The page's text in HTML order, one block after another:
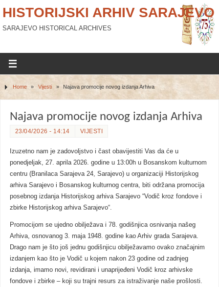
HISTORIJSKI ARHIV SARAJEVO
SARAJEVO HISTORICAL ARCHIVES
Home » Vijesti » Najava promocije novog izdanja Arhiva
Najava promocije novog izdanja Arhiva
23/04/2026 - 14:14 VIJESTI
Izuzetno nam je zadovoljstvo i čast obavijestiti Vas da će u
ponedjeljak, 27. aprila 2026. godine u 13:00h u Bosanskom kulturnom
centru (Branilaca Sarajeva 24, Sarajevo) u organizaciji Historijskog
arhiva Sarajevo i Bosanskog kulturnog centra, biti održana promocija
posebnog izdanja Historijskog arhiva Sarajevo “Vodič kroz fondove i
zbirke Historijskog arhiva Sarajevo“.
Promocijom se ujedno obilježava i 78. godišnjica osnivanja našeg
Arhiva, osnovanog 3. maja 1948. godine kao Arhiv grada Sarajeva.
Drago nam je što još jednu godišnjicu obilježavamo ovako značajnim
izdanjem kao što je Vodič u kojem nakon 23 godine od zadnjeg
izdanja, imamo novi, revidirani i unaprijeđeni Vodič kroz arhivske
fondove i zbirke – koji su trajni resurs za istraživanje naše prošlosti.